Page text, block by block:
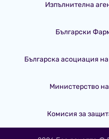
Изпълнителна
Български
Българска асоциация
Министерство
Комисия за